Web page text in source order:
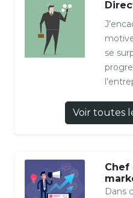
se
Voir toutes
Dans